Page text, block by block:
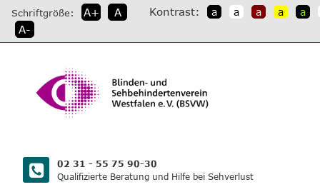
direkt
zum
Inhalt
Schriftgröße: A+
A
A-
Kontrast: a a a a a
02 31 - 55 75 90-30
Qualifizierte Beratung und Hilfe bei Sehverlust